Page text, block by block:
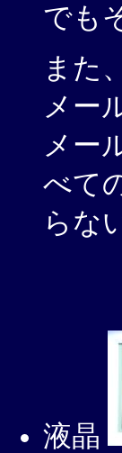
でも
また
メー
メー
べて
らな
液晶